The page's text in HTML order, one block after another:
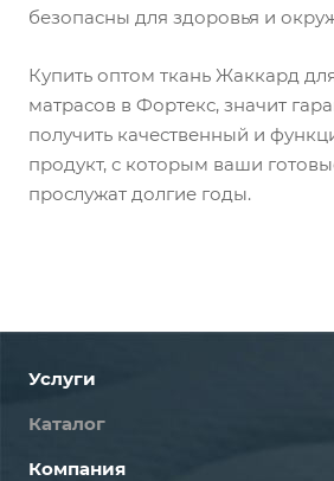
безопасны для здоровья и
Купить оптом ткань Жаккард
матрасов в Фортекс, значит
получить качественный и
продукт, с которым ваши
прослужат долгие годы.
Услуги
Каталог
Компания